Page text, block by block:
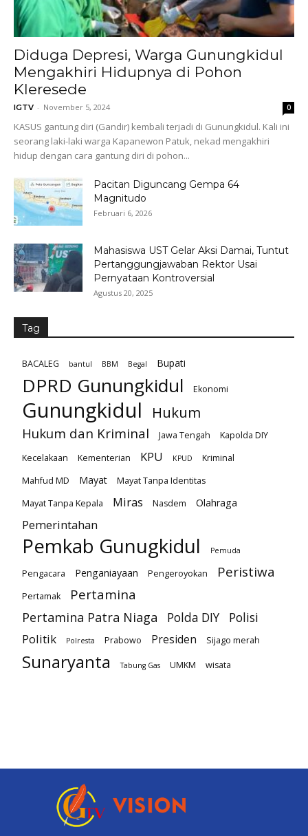
Diduga Depresi, Warga Gunungkidul
Mengakhiri Hidupnya di Pohon
Kleresede
IGTV - November 5, 2024 0
KASUS gantung diri (Gandir) kembali terjadi di Gunungkidul. Kali ini
seorang laki-laki warga Kapanewon Patuk, nekad mengakhiri
hidup dengan cara gantung diri di pohon...
Pacitan Diguncang Gempa 64
Magnitudo
Februari 6, 2026
Mahasiswa UST Gelar Aksi Damai, Tuntut
Pertanggungjawaban Rektor Usai
Pernyataan Kontroversial
Agustus 20, 2025
Tag
BACALEG bantul BBM Begal Bupati
DPRD Gunungkidul Ekonomi
Gunungkidul Hukum
Hukum dan Kriminal Jawa Tengah
Kapolda DIY
Kecelakaan
Kementerian KPU KPUD
Kriminal
Mahfud MD
Mayat
Mayat Tanpa Identitas
Mayat Tanpa Kepala
Miras Nasdem Olahraga
Pemerintahan
Pemkab Gunugkidul Pemuda
Pengacara Penganiayaan Pengeroyokan Peristiwa
Pertamak Pertamina
Pertamina Patra Niaga Polda DIY
Polisi
Politik
Polresta Prabowo Presiden Sijago merah
Sunaryanta Tabung Gas UMKM wisata